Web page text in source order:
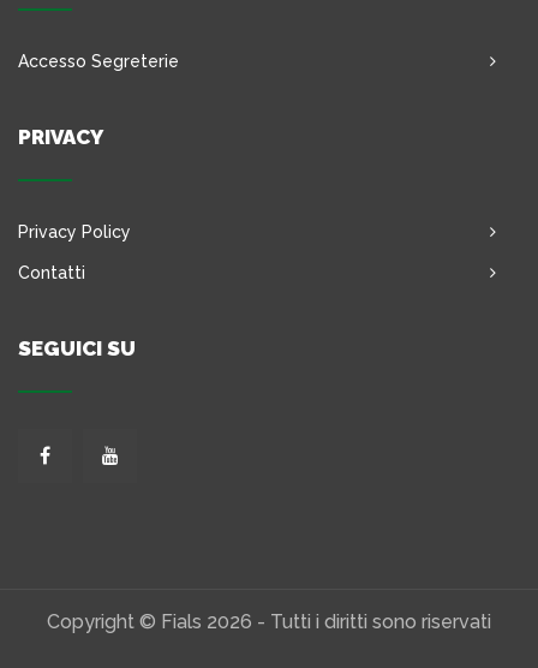
Accesso Segreterie
PRIVACY
Privacy Policy
Contatti
SEGUICI SU
Copyright © Fials 2026 - Tutti i diritti sono riservati